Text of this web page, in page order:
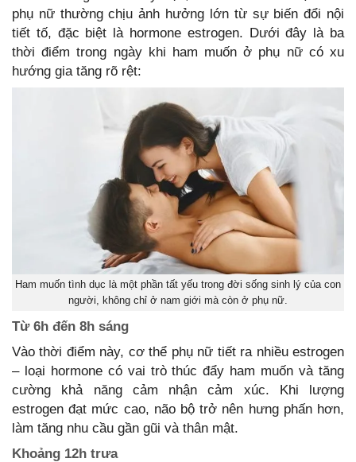
phụ nữ thường chịu ảnh hưởng lớn từ sự biến đổi nội
tiết tố, đặc biệt là hormone estrogen. Dưới đây là ba
thời điểm trong ngày khi ham muốn ở phụ nữ có xu
hướng gia tăng rõ rệt:
Ham muốn tình dục là một phần tất yếu trong đời sống sinh lý của con
người, không chỉ ở nam giới mà còn ở phụ nữ.
Từ 6h đến 8h sáng
Vào thời điểm này, cơ thể phụ nữ tiết ra nhiều estrogen
– loại hormone có vai trò thúc đẩy ham muốn và tăng
cường khả năng cảm nhận cảm xúc. Khi lượng
estrogen đạt mức cao, não bộ trở nên hưng phấn hơn,
làm tăng nhu cầu gần gũi và thân mật.
Khoảng 12h trưa